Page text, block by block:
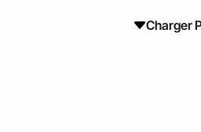
Charger